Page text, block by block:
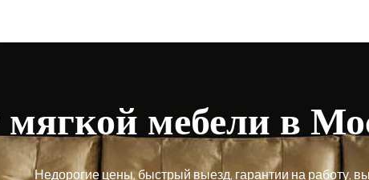
мебели в
Недорогие цены, быстрый выезд, гарантии на работу,